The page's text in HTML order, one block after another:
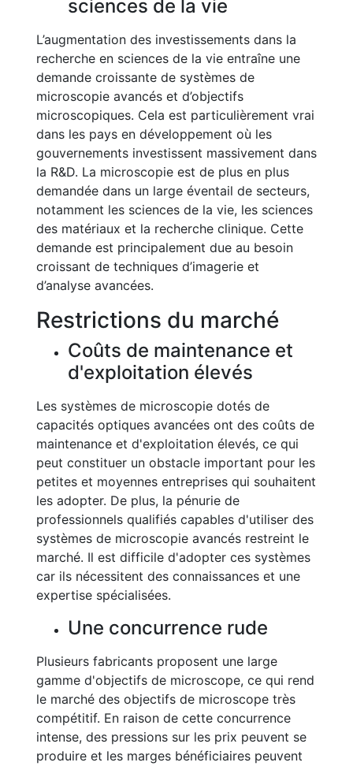
sciences de la vie
L’augmentation des investissements dans la
recherche en sciences de la vie entraîne une
demande croissante de systèmes de
microscopie avancés et d’objectifs
microscopiques. Cela est particulièrement vrai
dans les pays en développement où les
gouvernements investissent massivement dans
la R&D. La microscopie est de plus en plus
demandée dans un large éventail de secteurs,
notamment les sciences de la vie, les sciences
des matériaux et la recherche clinique. Cette
demande est principalement due au besoin
croissant de techniques d’imagerie et
d’analyse avancées.
Restrictions du marché
Coûts de maintenance et
d'exploitation élevés
Les systèmes de microscopie dotés de
capacités optiques avancées ont des coûts de
maintenance et d'exploitation élevés, ce qui
peut constituer un obstacle important pour les
petites et moyennes entreprises qui souhaitent
les adopter. De plus, la pénurie de
professionnels qualifiés capables d'utiliser des
systèmes de microscopie avancés restreint le
marché. Il est difficile d'adopter ces systèmes
car ils nécessitent des connaissances et une
expertise spécialisées.
Une concurrence rude
Plusieurs fabricants proposent une large
gamme d'objectifs de microscope, ce qui rend
le marché des objectifs de microscope très
compétitif. En raison de cette concurrence
intense, des pressions sur les prix peuvent se
produire et les marges bénéficiaires peuvent